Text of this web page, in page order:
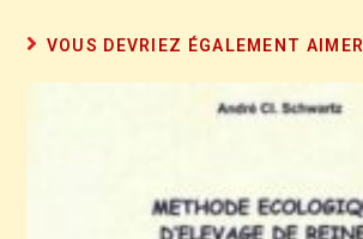
VOUS DEVRIEZ ÉGALEMENT AIMER